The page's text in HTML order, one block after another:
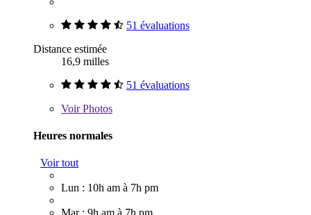
51 évaluations
Distance estimée
16,9 milles
51 évaluations
VoirPhotos
Heures normales
Voir tout
Lun : 10h am à 7h pm
Mar : 9h am à 7h pm